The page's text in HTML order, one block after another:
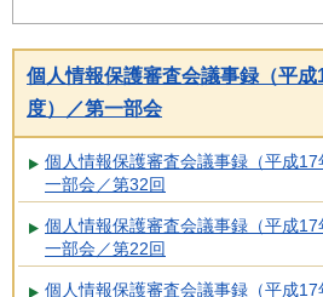
個人情報保護審査会議事録（平
度）／第一部会
個人情報保護審査会議事録（平成
一部会／第32回
個人情報保護審査会議事録（平成
一部会／第22回
個人情報保護審査会議事録（平成